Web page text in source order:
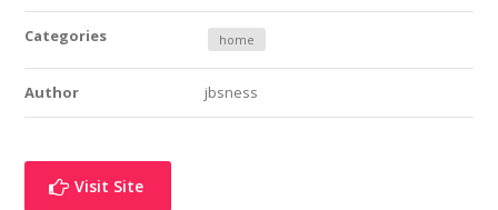
Categories home
Author jbsness
Visit Site